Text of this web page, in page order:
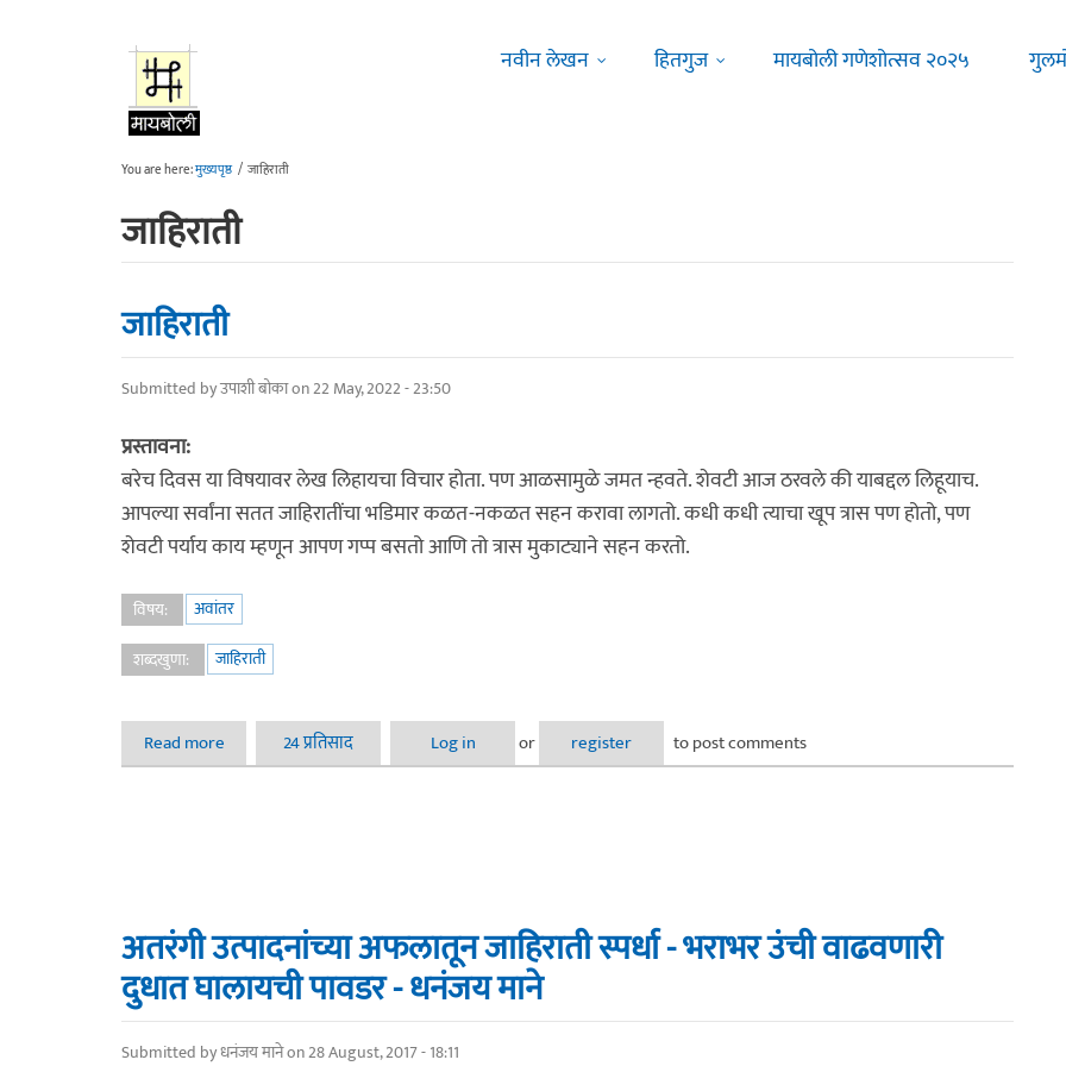
नवीन लेखन
हितगुज मायबोली गणेशोत्सव २०२५
You are here:मुख्यपृष्ठ / जाहिराती
जाहिराती
जाहिराती
Submitted byउपाशी बोकाon 22 May, 2022 - 23:50
प्रस्तावना:
बरेच दिवस या विषयावर लेख लिहायचा विचार होता. पण आळसामुळे जमत न्हवते. शेवटी आज ठरवले की याबद्दल लिहूयाच.
आपल्या सर्वांना सतत जाहिरातींचा भडिमार कळत-नकळत सहन करावा लागतो. कधी कधी त्याचा खूप त्रास पण होतो, पण
शेवटी पर्याय काय म्हणून आपण गप्प बसतो आणि तो त्रास मुकाट्याने सहन करतो.
विषय:
अवांतर
शब्दखुणा:
जाहिराती
Read more about जाहिराती
24 प्रतिसाद Log in or register to post comments
अतरंगी उत्पादनांच्या अफलातून जाहिराती स्पर्धा - भराभर उंची वाढवणारी
दुधात घालायची पावडर - धनंजय माने
Submitted byधनंजय मानेon 28 August, 2017 - 18:11